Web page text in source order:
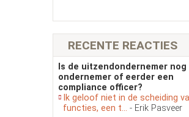
RECENTE REACTIES
Is de uitzendondernemer nog
ondernemer of eerder een
compliance officer?
Ik geloof niet in de scheiding
functies, een t... - Erik Pasveer